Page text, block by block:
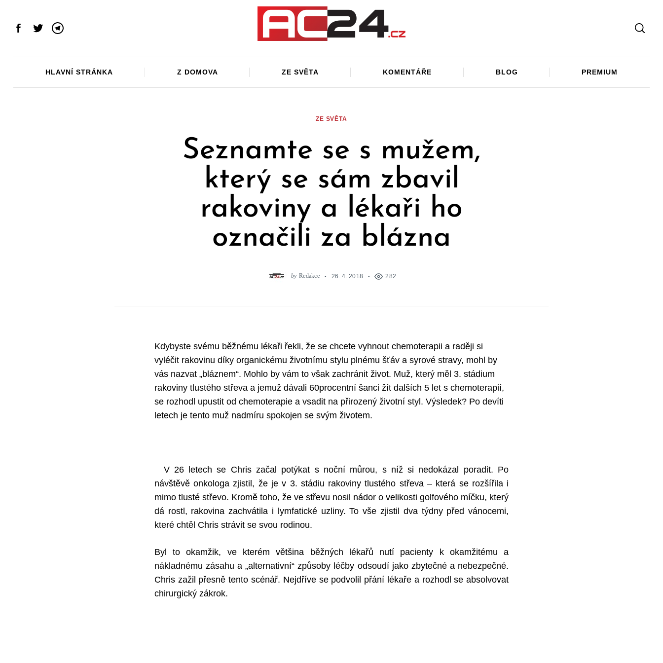
contentFacebook
TwitterTelegram
HLAVNÍ STRÁNKA Z DOMOVA ZE SVĚTA KOMENTÁŘE BLOG PREMIUM
ZE SVĚTA
Seznamte se s mužem,
který se sám zbavil
rakoviny a lékaři ho
označili za blázna
by Redakce 26. 4. 2018 282
Kdybyste svému běžnému lékaři řekli, že se chcete vyhnout chemoterapii a raději si
vyléčit rakovinu díky organickému životnímu stylu plnému šťáv a syrové stravy, mohl by
vás nazvat „bláznem“. Mohlo by vám to však zachránit život. Muž, který měl 3. stádium
rakoviny tlustého střeva a jemuž dávali 60procentní šanci žít dalších 5 let s chemoterapií,
se rozhodl upustit od chemoterapie a vsadit na přirozený životní styl. Výsledek? Po devíti
letech je tento muž nadmíru spokojen se svým životem.
V 26 letech se Chris začal potýkat s noční můrou, s níž si nedokázal poradit. Po
návštěvě onkologa zjistil, že je v 3. stádiu rakoviny tlustého střeva – která se rozšířila i
mimo tlusté střevo. Kromě toho, že ve střevu nosil nádor o velikosti golfového míčku, který
dá rostl, rakovina zachvátila i lymfatické uzliny. To vše zjistil dva týdny před vánocemi,
které chtěl Chris strávit se svou rodinou.
Byl to okamžik, ve kterém většina běžných lékařů nutí pacienty k okamžitému a
nákladnému zásahu a „alternativní“ způsoby léčby odsoudí jako zbytečné a nebezpečné.
Chris zažil přesně tento scénář. Nejdříve se podvolil přání lékaře a rozhodl se absolvovat
chirurgický zákrok.